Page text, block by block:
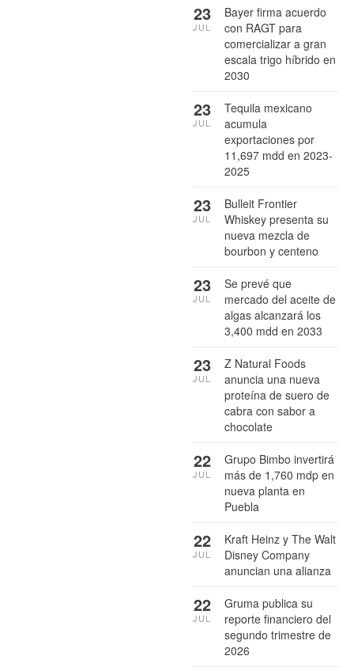
Bayer firma acuerdo
con RAGT para
comercializar a gran
escala trigo híbrido en
2030
23
JUL
Tequila mexicano
acumula
exportaciones por
11,697 mdd en 2023-
2025
23
JUL
Bulleit Frontier
Whiskey presenta su
nueva mezcla de
bourbon y centeno
23
JUL
Se prevé que
mercado del aceite de
algas alcanzará los
3,400 mdd en 2033
23
JUL
Z Natural Foods
anuncia una nueva
proteína de suero de
cabra con sabor a
chocolate
23
JUL
Grupo Bimbo invertirá
más de 1,760 mdp en
nueva planta en
Puebla
22
JUL
Kraft Heinz y The Walt
Disney Company
anuncian una alianza
22
JUL
Gruma publica su
reporte financiero del
segundo trimestre de
2026
22
JUL